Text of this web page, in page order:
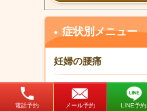
電話予約 メール予約 LINE予約
症状別メニュー
妊婦の腰痛
外反母趾